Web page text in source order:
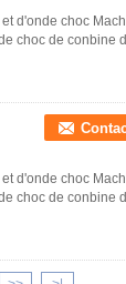
d'onde choc
choc de conbine
d'onde choc
choc de conbine